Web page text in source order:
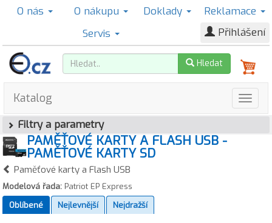
O nás O nákupu Doklady
Reklamace
Servis
Přihlášení
Hledat
Katalog
Filtry a parametry
PAMĚŤOVÉ KARTY A FLASH USB -
PAMĚŤOVÉ KARTY SD
Paměťové karty a Flash USB
Modelová řada: Patriot EP Express
Oblíbené
Nejlevnější Nejdražší